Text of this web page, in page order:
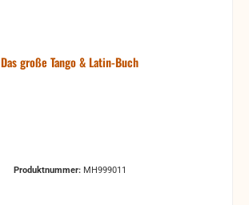
Das große Tango & Latin-Buch
Produktnummer: MH999011